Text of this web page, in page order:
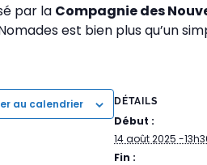
par la Compagnie des
est bien plus qu’un
au calendrier DÉTAILS
Début :
14 août 2025 -
Fin :